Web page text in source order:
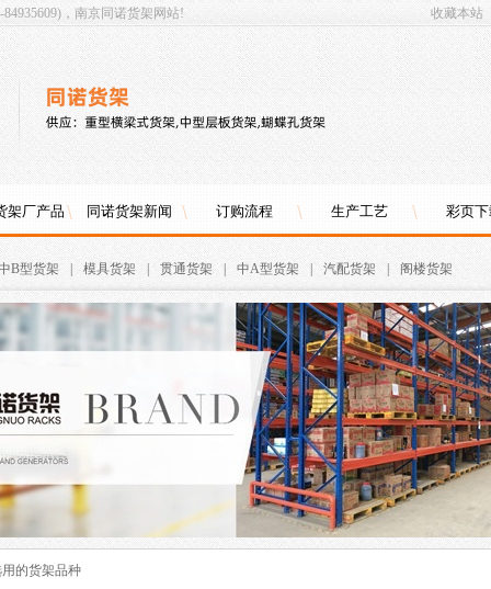
，南京同诺货架网站! 收藏本站
架厂产品 同诺货架新闻 订购流程 生产工艺 彩页
B型货架 模具货架 贯通货架 中A型货架 汽配货架 阁楼货架
的货架品种